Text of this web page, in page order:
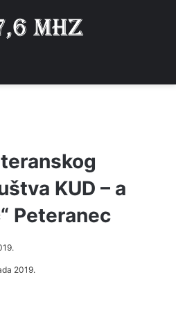
KUD – a
Peteranec
2019.